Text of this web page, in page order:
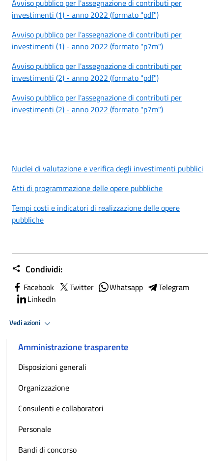
Avviso pubblico per l'assegnazione di contributi per
investimenti (1) - anno 2022 (formato "pdf")
Avviso pubblico per l'assegnazione di contributi per
investimenti (1) - anno 2022 (formato "p7m")
Avviso pubblico per l'assegnazione di contributi per
investimenti (2) - anno 2022 (formato "pdf")
Avviso pubblico per l'assegnazione di contributi per
investimenti (2) - anno 2022 (formato "p7m")
Nuclei di valutazione e verifica degli investimenti pubblici
Atti di programmazione delle opere pubbliche
Tempi costi e indicatori di realizzazione delle opere
pubbliche
Condividi:
Facebook Twitter Whatsapp
Telegram
LinkedIn
Vedi azioni
Amministrazione trasparente
Disposizioni generali
Organizzazione
Consulenti e collaboratori
Personale
Bandi di concorso